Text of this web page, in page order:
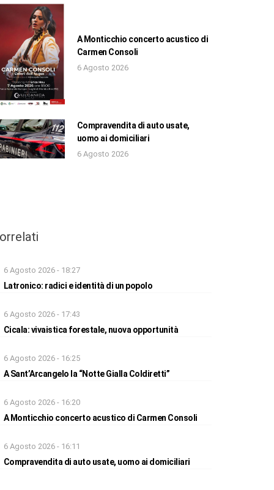
A Monticchio concerto acustico di
Carmen Consoli
6 Agosto 2026
Compravendita di auto usate,
uomo ai domiciliari
6 Agosto 2026
6 Agosto 2026 - 18:27
Latronico: radici e identità di un popolo
6 Agosto 2026 - 17:43
Cicala: vivaistica forestale, nuova opportunità
6 Agosto 2026 - 16:25
A Sant’Arcangelo la “Notte Gialla Coldiretti”
6 Agosto 2026 - 16:20
A Monticchio concerto acustico di Carmen Consoli
6 Agosto 2026 - 16:11
Compravendita di auto usate, uomo ai domiciliari